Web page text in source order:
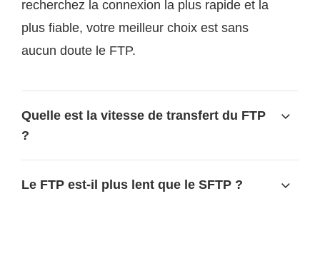
recherchez la connexion la plus rapide et la
plus fiable, votre meilleur choix est sans
aucun doute le FTP.
Quelle est la vitesse de transfert du FTP
?
Le FTP est-il plus lent que le SFTP ?